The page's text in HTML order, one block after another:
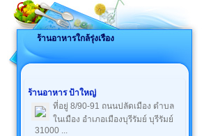
ร้านอาหารใกล้รุ่งเรือง
ร้านอาหาร ป้าใหญ่
ที่อยู่ 8/90-91 ถนนปลัดเมือง ตำบล
ในเมือง อำเภอเมืองบุรีรัมย์ บุรีรัมย์
31000 ...